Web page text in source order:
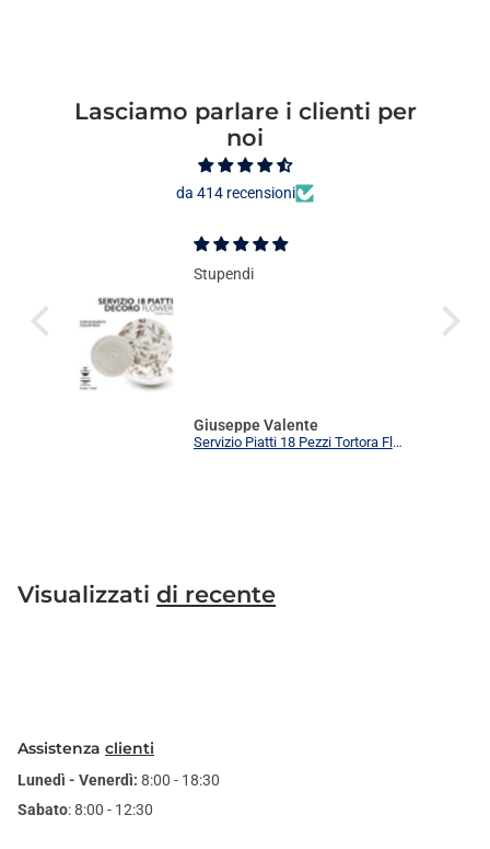
Lasciamo parlare i clienti per
noi
da 414 recensioni
Stupendi
Giuseppe Valente
Servizio Piatti 18 Pezzi Tortora Flower Elegante | Set Tavola 6 Persone Moderno
Visualizzati di recente
Assistenza clienti
Lunedì - Venerdì: 8:00 - 18:30
Sabato: 8:00 - 12:30